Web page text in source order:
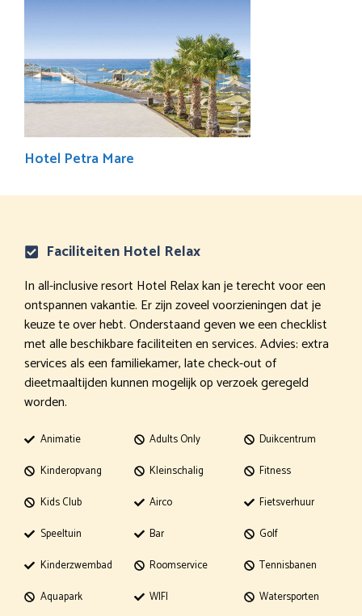
Hotel Petra Mare
Faciliteiten Hotel Relax
In all-inclusive resort Hotel Relax kan je terecht voor een
ontspannen vakantie. Er zijn zoveel voorzieningen dat je
keuze te over hebt. Onderstaand geven we een checklist
met alle beschikbare faciliteiten en services. Advies: extra
services als een familiekamer, late check-out of
dieetmaaltijden kunnen mogelijk op verzoek geregeld
worden.
Animatie
Kinderopvang
Kids Club
Speeltuin
Kinderzwembad
Aquapark
Adults Only
Kleinschalig
Airco
Bar
Roomservice
WIFI
Duikcentrum
Fitness
Fietsverhuur
Golf
Tennisbanen
Watersporten